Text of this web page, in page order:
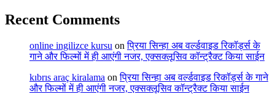
Recent Comments
online ingilizce kursu onप्रिया सिन्हा अब वर्ल्डवाइड रिकॉर्ड्स के
गाने और फिल्मों में ही आएंगी नजर, एक्सक्लूसिव कॉन्ट्रैक्ट किया साईन
kıbrıs araç kiralama onप्रिया सिन्हा अब वर्ल्डवाइड रिकॉर्ड्स के गाने
और फिल्मों में ही आएंगी नजर, एक्सक्लूसिव कॉन्ट्रैक्ट किया साईन